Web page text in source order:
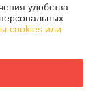
удобства
cookies или